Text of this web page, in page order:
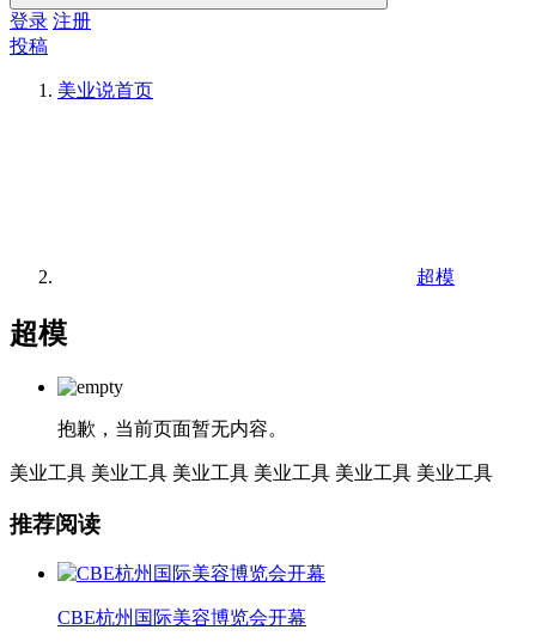
登录 注册
投稿
美业说首页
超模
超模
抱歉，当前页面暂无内容。
美业工具 美业工具 美业工具 美业工具 美业工具 美业工具
推荐阅读
CBE杭州国际美容博览会开幕